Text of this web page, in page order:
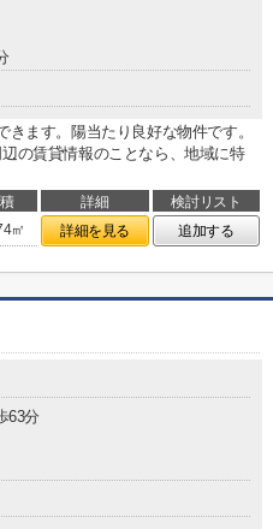
ます。陽当たり良好な物件です。
の賃貸情報のことなら、地域に特
詳細
検討リスト
㎡ 詳細を見る 追加する
63分